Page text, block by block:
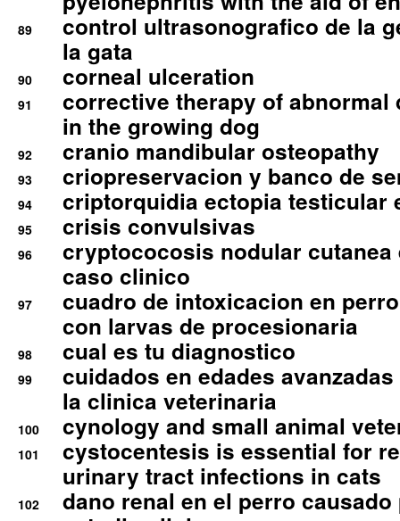
89
control ultrasonografico de la
la gata
90 corneal ulceration
91
corrective therapy of abnormal
in the growing dog
92 cranio mandibular osteopathy
93 criopreservacion y banco de
94 criptorquidia ectopia testicular
95 crisis convulsivas
96
cryptococosis nodular cutanea
caso clinico
97
cuadro de intoxicacion en
con larvas de procesionaria
98 cual es tu diagnostico
99
cuidados en edades
la clinica veterinaria
100 cynology and small animal
101
cystocentesis is essential for
urinary tract infections in cats
102
dano renal en el perro